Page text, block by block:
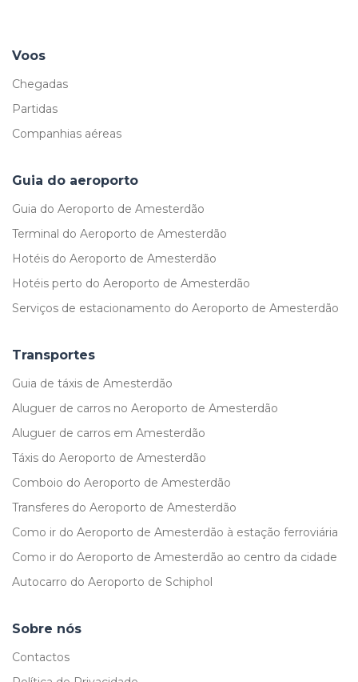
Voos
Chegadas
Partidas
Companhias aéreas
Guia do aeroporto
Guia do Aeroporto de Amesterdão
Terminal do Aeroporto de Amesterdão
Hotéis do Aeroporto de Amesterdão
Hotéis perto do Aeroporto de Amesterdão
Serviços de estacionamento do Aeroporto de Amesterdão
Transportes
Guia de táxis de Amesterdão
Aluguer de carros no Aeroporto de Amesterdão
Aluguer de carros em Amesterdão
Táxis do Aeroporto de Amesterdão
Comboio do Aeroporto de Amesterdão
Transferes do Aeroporto de Amesterdão
Como ir do Aeroporto de Amesterdão à estação ferroviária
Como ir do Aeroporto de Amesterdão ao centro da cidade
Autocarro do Aeroporto de Schiphol
Sobre nós
Contactos